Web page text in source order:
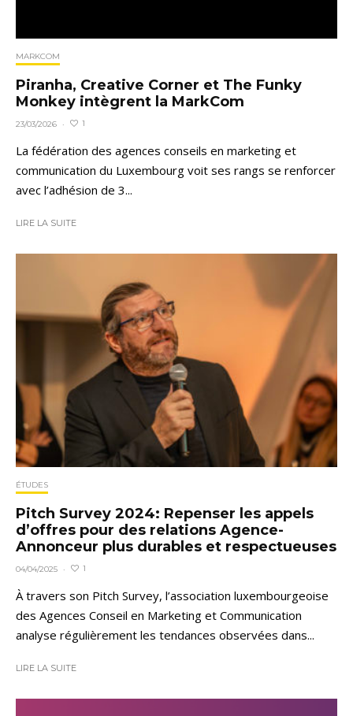
MARKCOM
Piranha, Creative Corner et The Funky
Monkey intègrent la MarkCom
23/03/2026 · 1
La fédération des agences conseils en marketing et
communication du Luxembourg voit ses rangs se renforcer
avec l’adhésion de 3...
LIRE LA SUITE
ÉTUDES
Pitch Survey 2024: Repenser les appels
d’offres pour des relations Agence-
Annonceur plus durables et respectueuses
04/04/2025 · 1
À travers son Pitch Survey, l’association luxembourgeoise
des Agences Conseil en Marketing et Communication
analyse régulièrement les tendances observées dans...
LIRE LA SUITE